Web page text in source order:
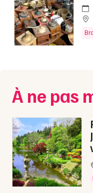
Manifestations
Foires & salons
Soirées
Sorties famille
Expos
Marseille
Mulhouse
Montpellier
Nice
Strasbourg
Toulouse
Toutes les villes
À ne pas